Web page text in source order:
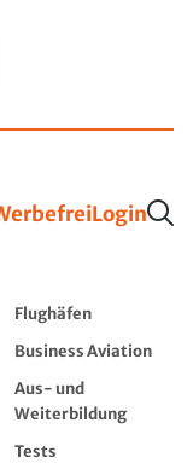
Login
Flughäfen
Business Aviation
Aus- und
Weiterbildung
Tests